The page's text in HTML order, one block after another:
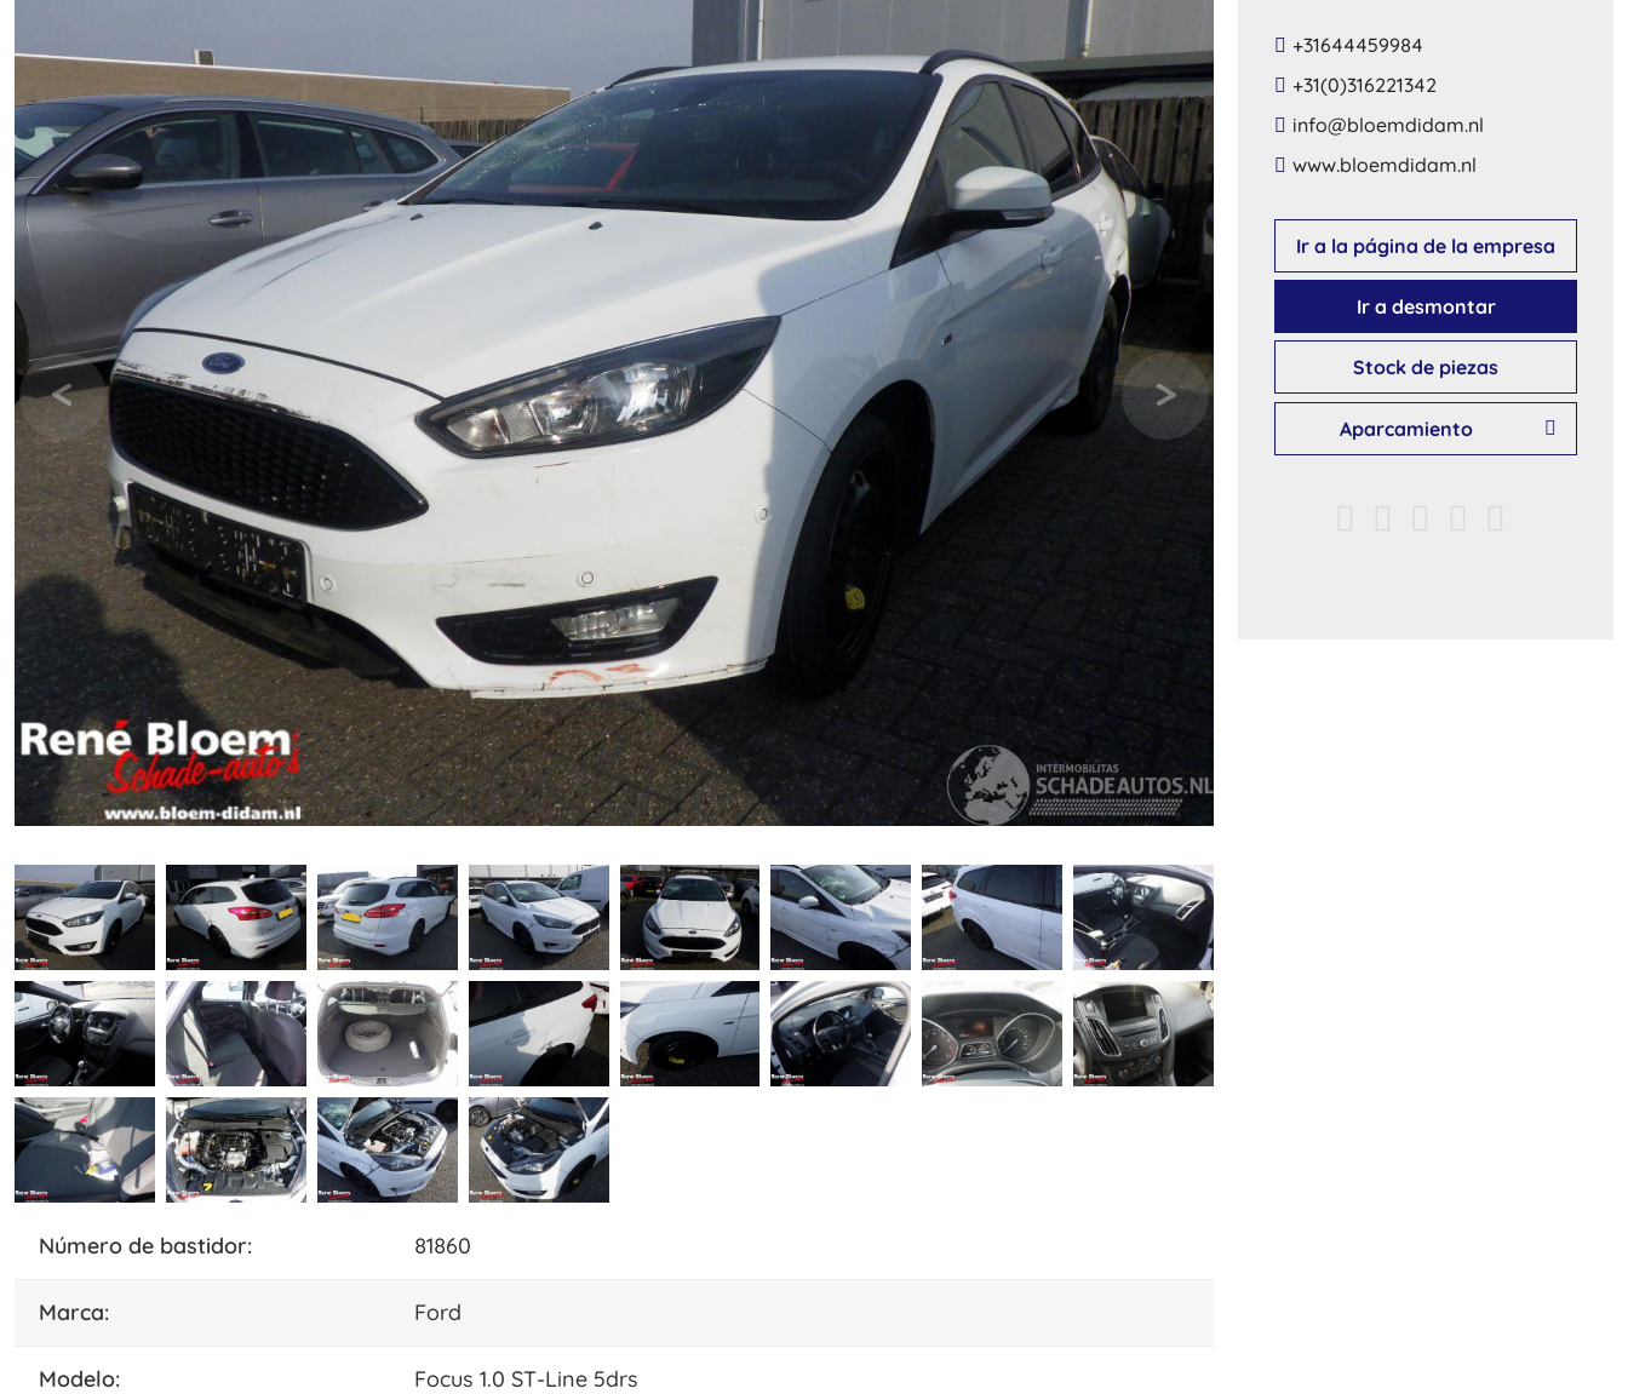
número de bastidor: 81860
marca: Ford
modelo: Focus 1.0 ST-Line 5drs
+31644459984
+31(0)316221342
​info​@​bloemdidam​.​nl​
​www​.​bloemdidam​.​nl​
Ir a la página de la empresa
Ir a desmontar
Stock de piezas
Aparcamiento